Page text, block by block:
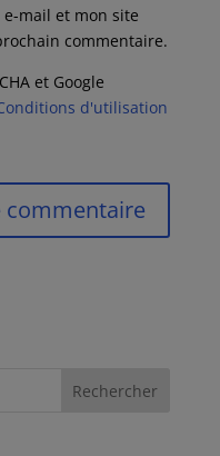
mail et mon site
commentaire.
et Google
d'utilisation